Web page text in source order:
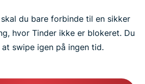
skal du bare forbinde til en sikker
hvor Tinder ikke er blokeret. Du
swipe igen på ingen tid.